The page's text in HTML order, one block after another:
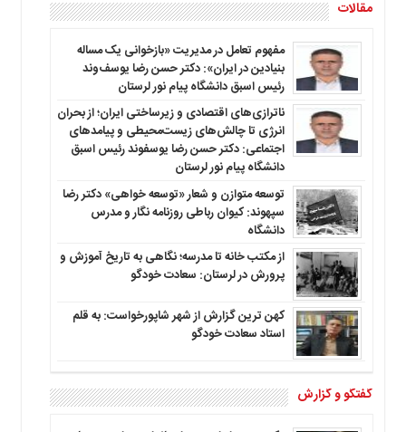
مقالات
مفهوم تعامل در مدیریت «بازخوانی یک مساله
بنیادین در ایران»: دکتر حسن رضا یوسف‌وند
رئیس اسبق دانشگاه پیام نور لرستان
ناترازی‌های اقتصادی و زیرساختی ایران؛ از بحران
انرژی تا چالش‌های زیست‌محیطی و پیامدهای
اجتماعی: دکتر حسن رضا یوسفوند رئیس اسبق
دانشگاه پیام نور لرستان
توسعه متوازن و شعار «توسعه خواهی» دکتر رضا
سپهوند: کیوان رباطی روزنامه نگار و مدرس
دانشگاه
از مکتب خانه تا مدرسه؛ نگاهی به تاریخ آموزش و
پرورش در لرستان: سعادت خودگو
کهن ترین گزارش از شهر شاپورخواست: به قلم
استاد سعادت خودگو
گفتگو و گزارش